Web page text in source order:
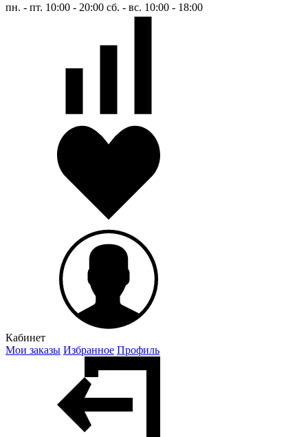
пн. - пт. 10:00 - 20:00 сб. - вс. 10:00 - 18:00
Кабинет
Мои заказы Избранное Профиль